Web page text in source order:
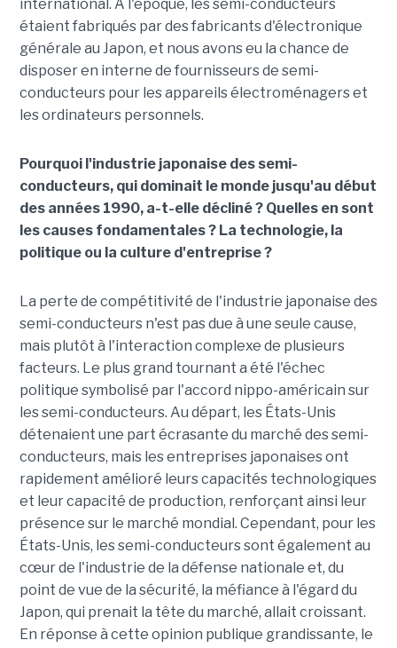
international. À l'époque, les semi-conducteurs
étaient fabriqués par des fabricants d'électronique
générale au Japon, et nous avons eu la chance de
disposer en interne de fournisseurs de semi-
conducteurs pour les appareils électroménagers et
les ordinateurs personnels.
Pourquoi l'industrie japonaise des semi-
conducteurs, qui dominait le monde jusqu'au début
des années 1990, a-t-elle décliné ? Quelles en sont
les causes fondamentales ? La technologie, la
politique ou la culture d'entreprise ?
La perte de compétitivité de l'industrie japonaise des
semi-conducteurs n'est pas due à une seule cause,
mais plutôt à l'interaction complexe de plusieurs
facteurs. Le plus grand tournant a été l'échec
politique symbolisé par l'accord nippo-américain sur
les semi-conducteurs. Au départ, les États-Unis
détenaient une part écrasante du marché des semi-
conducteurs, mais les entreprises japonaises ont
rapidement amélioré leurs capacités technologiques
et leur capacité de production, renforçant ainsi leur
présence sur le marché mondial. Cependant, pour les
États-Unis, les semi-conducteurs sont également au
cœur de l'industrie de la défense nationale et, du
point de vue de la sécurité, la méfiance à l'égard du
Japon, qui prenait la tête du marché, allait croissant.
En réponse à cette opinion publique grandissante, le